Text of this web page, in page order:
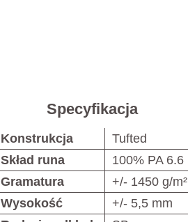
Specyfikacja
Konstrukcja
Tufted
Skład runa
100% PA 6.6
Gramatura
+/- 1450 g/m²
Wysokość
+/- 5,5 mm